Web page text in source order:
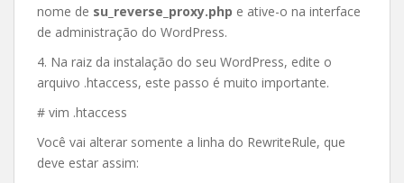
nome de su_reverse_proxy.php e ative-o na interface
de administração do WordPress.
4. Na raiz da instalação do seu WordPress, edite o
arquivo .htaccess, este passo é muito importante.
# vim .htaccess
Você vai alterar somente a linha do RewriteRule, que
deve estar assim: